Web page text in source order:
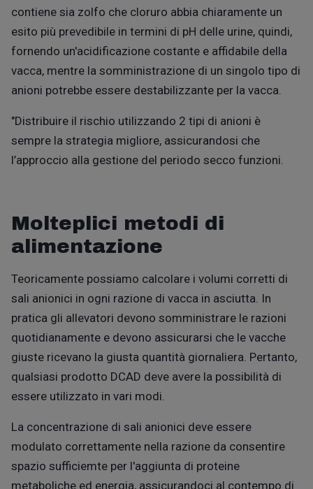
contiene sia zolfo che cloruro abbia chiaramente un
esito più prevedibile in termini di pH delle urine, quindi,
fornendo un'acidificazione costante e affidabile della
vacca, mentre la somministrazione di un singolo tipo di
anioni potrebbe essere destabilizzante per la vacca.
"Distribuire il rischio utilizzando 2 tipi di anioni è
sempre la strategia migliore, assicurandosi che
l’approccio alla gestione del periodo secco funzioni.
Molteplici metodi di
alimentazione
Teoricamente possiamo calcolare i volumi corretti di
sali anionici in ogni razione di vacca in asciutta. In
pratica gli allevatori devono somministrare le razioni
quotidianamente e devono assicurarsi che le vacche
giuste ricevano la giusta quantità giornaliera. Pertanto,
qualsiasi prodotto DCAD deve avere la possibilità di
essere utilizzato in vari modi.
La concentrazione di sali anionici deve essere
modulato correttamente nella razione da consentire
spazio sufficiemte per l'aggiunta di proteine ​​
metaboliche ed energia, assicurandoci al contempo di